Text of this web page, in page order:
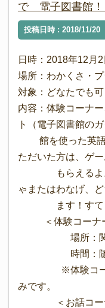
で 電子図書館！
投稿日時 : 2018/11/20
日時：2018年12月
場所：わかくさ・
対象：どなたで
内容：体験コーナ
ト（電子図書館の
館を使った英語
ただいた方は、ゲ
もらえるよ。参
ゃまたはわなげ、
ます！すてきな
＜体験コーナ
場所：関市
時間：随
※体験コーナー
みです。
＜お話コーナー